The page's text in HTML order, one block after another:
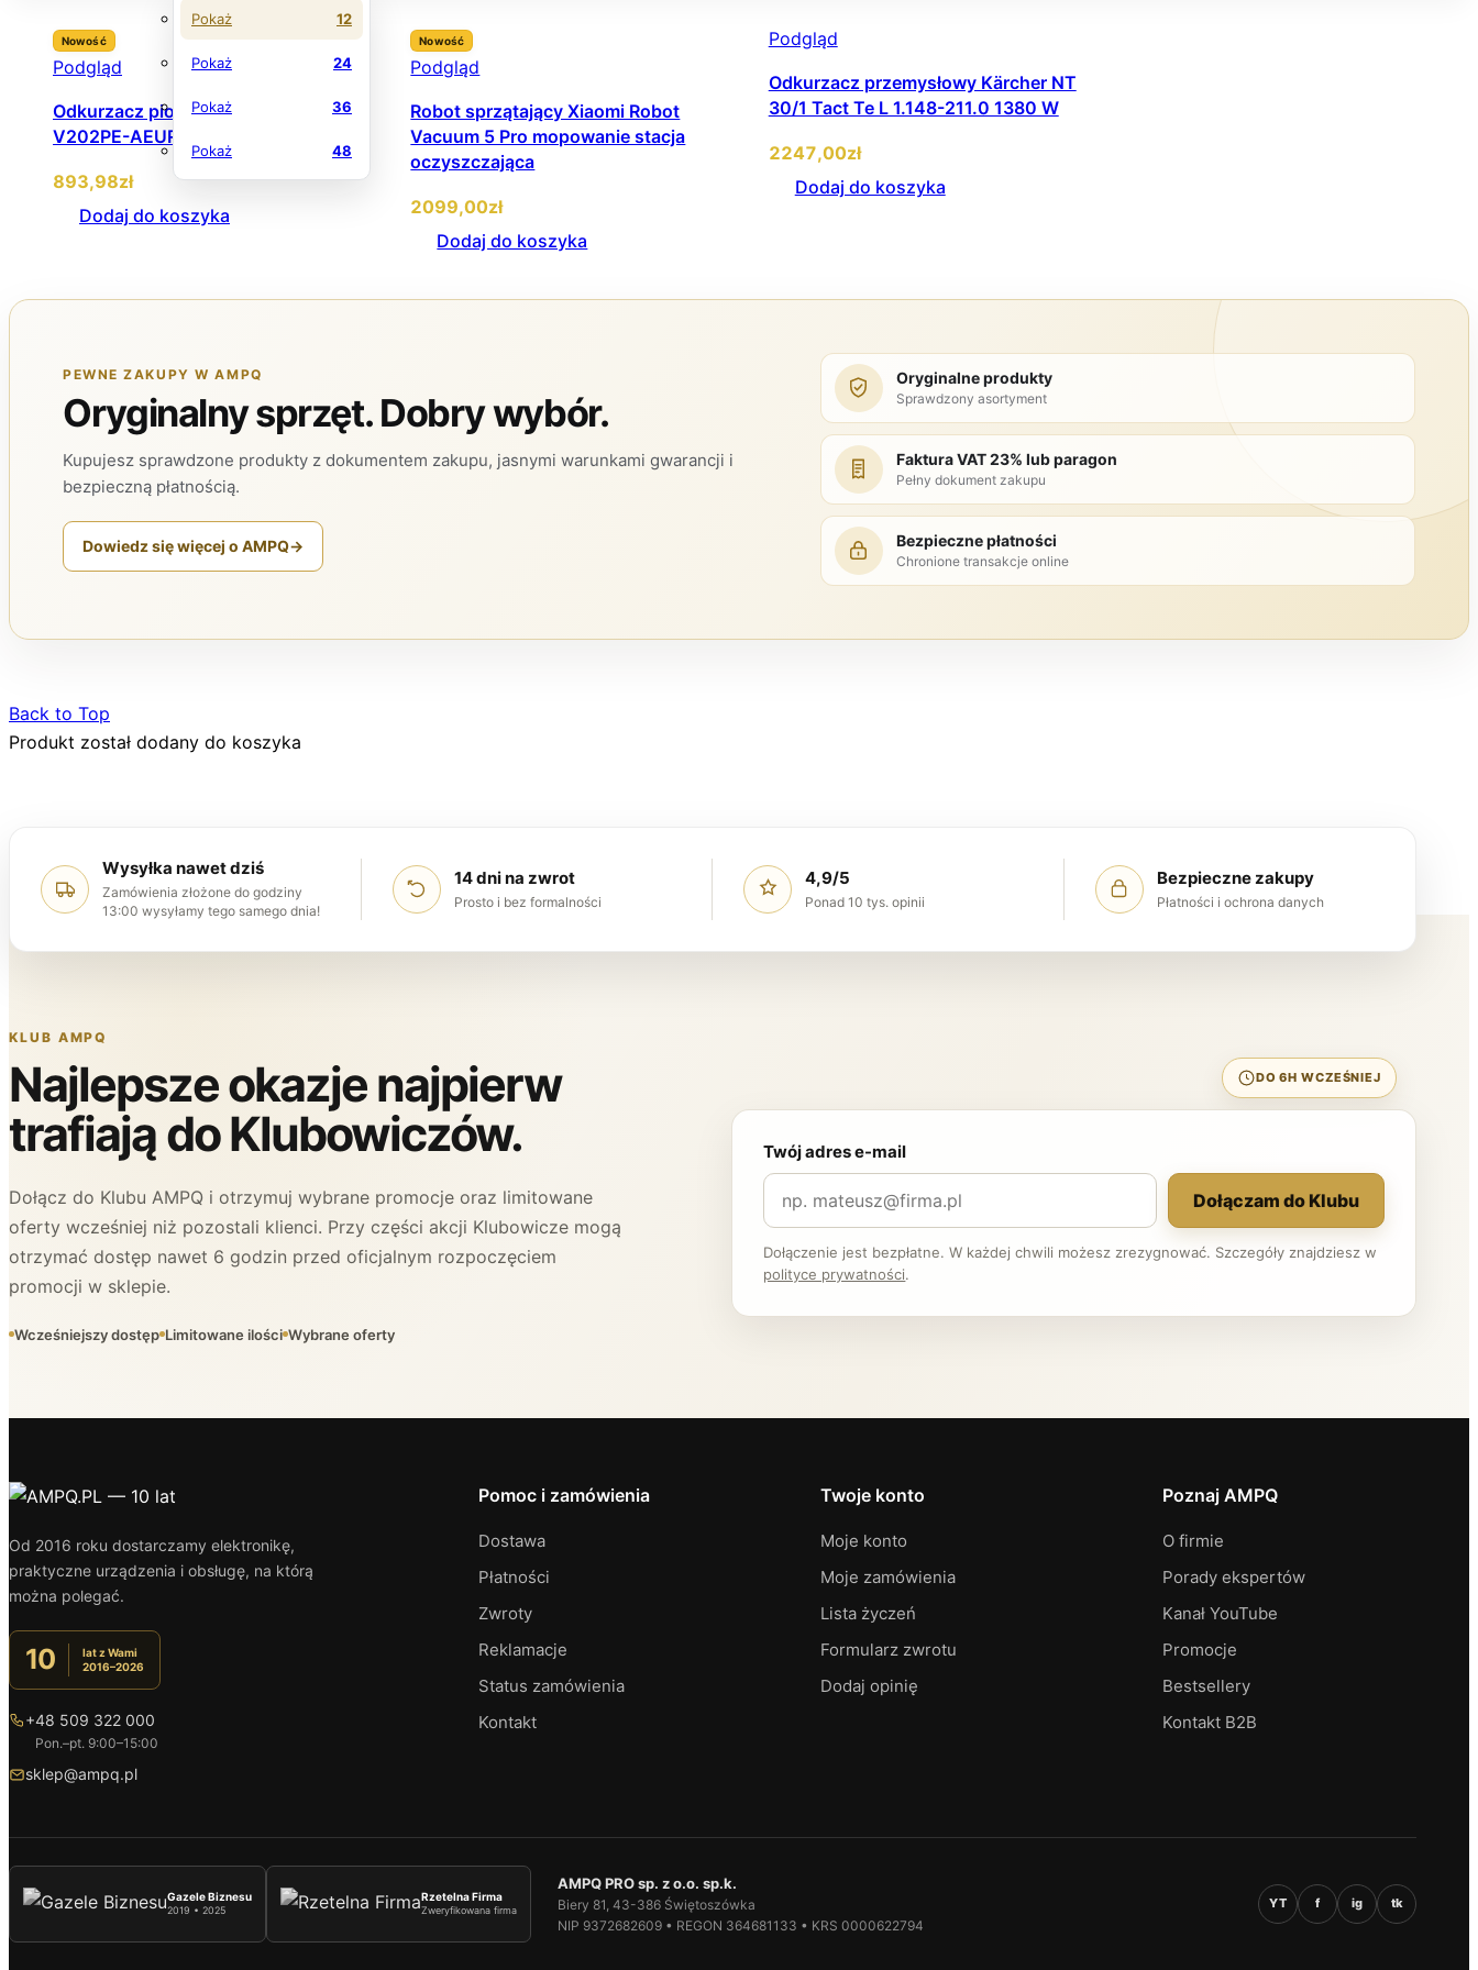
Pokaż 12
Pokaż 24
Pokaż 36
Pokaż 48
Nowość
Podgląd
Odkurzacz pionowy Levoit LSV-
V202PE-AEUR srebrny/szary
893,98zł
Dodaj do koszyka
Nowość
Podgląd
Robot sprzątający Xiaomi Robot
Vacuum 5 Pro mopowanie stacja
oczyszczająca
2099,00zł
Dodaj do koszyka
Podgląd
Odkurzacz przemysłowy Kärcher NT
30/1 Tact Te L 1.148-211.0 1380 W
2247,00zł
Dodaj do koszyka
PEWNE ZAKUPY W AMPQ
Oryginalny sprzęt. Dobry wybór.
Kupujesz sprawdzone produkty z dokumentem zakupu, jasnymi warunkami gwarancji i
bezpieczną płatnością.
Dowiedz się więcej o AMPQ→
Oryginalne produkty
Sprawdzony asortyment
Faktura VAT 23% lub paragon
Pełny dokument zakupu
Bezpieczne płatności
Chronione transakcje online
Back to Top
Produkt został dodany do koszyka
Wysyłka nawet dziś
Zamówienia złożone do godziny
13:00 wysyłamy tego samego dnia!
14 dni na zwrot
Prosto i bez formalności
4,9/5
Ponad 10 tys. opinii
Bezpieczne zakupy
Płatności i ochrona danych
KLUB AMPQ
Najlepsze okazje najpierw
trafiają do Klubowiczów.
Dołącz do Klubu AMPQ i otrzymuj wybrane promocje oraz limitowane
oferty wcześniej niż pozostali klienci. Przy części akcji Klubowicze mogą
otrzymać dostęp nawet 6 godzin przed oficjalnym rozpoczęciem
promocji w sklepie.
Wcześniejszy dostęp Limitowane ilości Wybrane oferty
DO 6H WCZEŚNIEJ
Twój adres e-mail
Dołączam do Klubu
Dołączenie jest bezpłatne. W każdej chwili możesz zrezygnować. Szczegóły znajdziesz w
polityce prywatności.
Od 2016 roku dostarczamy elektronikę,
praktyczne urządzenia i obsługę, na którą
można polegać.
10
lat z Wami
2016–2026
+48 509 322 000
Pon.–pt. 9:00–15:00
sklep@ampq.pl
Pomoc i zamówienia
Dostawa
Płatności
Zwroty
Reklamacje
Status zamówienia
Kontakt
Twoje konto
Moje konto
Moje zamówienia
Lista życzeń
Formularz zwrotu
Dodaj opinię
Poznaj AMPQ
O firmie
Porady ekspertów
Kanał YouTube
Promocje
Bestsellery
Kontakt B2B
Gazele Biznesu
2019 • 2025
Rzetelna Firma
Zweryfikowana firma
AMPQ PRO sp. z o.o. sp.k.
Biery 81, 43-386 Świętoszówka
NIP 9372682609 • REGON 364681133 • KRS 0000622794
YT f ig tk